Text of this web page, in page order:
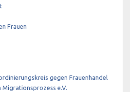
Frauen
gegen Frauenhandel
Migrationsprozess e.V.